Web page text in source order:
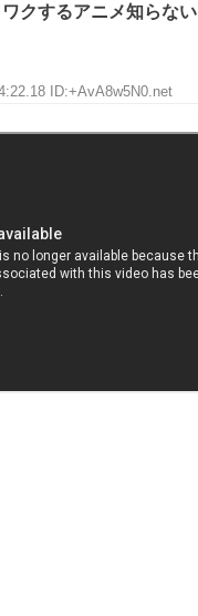
クするアニメ知らない
ID:+AvA8w5N0.net